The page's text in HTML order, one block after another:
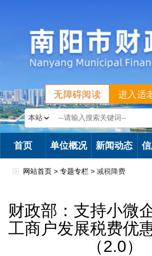
进入适
无障碍阅读
首页 单位概况 新闻动态
网站首页 > 专题专栏 > 减税降费
财政部：支持小微
工商户发展税费优
（2.0）